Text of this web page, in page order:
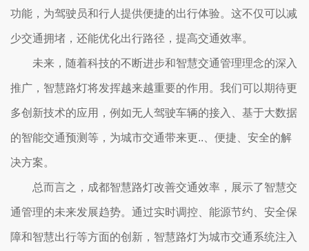
功能，为驾驶员和行人提供便捷的出行体验。这不仅可以减
少交通拥堵，还能优化出行路径，提高交通效率。
未来，随着科技的不断进步和智慧交通管理理念的深入
推广，智慧路灯将发挥越来越重要的作用。我们可以期待更
多创新技术的应用，例如无人驾驶车辆的接入、基于大数据
的智能交通预测等，为城市交通带来更..、便捷、安全的解
决方案。
总而言之，成都智慧路灯改善交通效率，展示了智慧交
通管理的未来发展趋势。通过实时调控、能源节约、安全保
障和智慧出行等方面的创新，智慧路灯为城市交通系统注入